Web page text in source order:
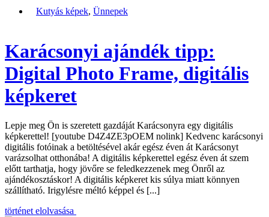
Kutyás képek, Ünnepek
Karácsonyi ajándék tipp:
Digital Photo Frame, digitális
képkeret
Lepje meg Ön is szeretett gazdáját Karácsonyra egy digitális
képkerettel! [youtube D4Z4ZE3pOEM nolink] Kedvenc karácsonyi
digitális fotóinak a betöltésével akár egész éven át Karácsonyt
varázsolhat otthonába! A digitális képkerettel egész éven át szem
előtt tarthatja, hogy jövőre se feledkezzenek meg Önről az
ajándékosztáskor! A digitális képkeret kis súlya miatt könnyen
szállítható. Irigylésre méltó képpel és [...]
történet elolvasása